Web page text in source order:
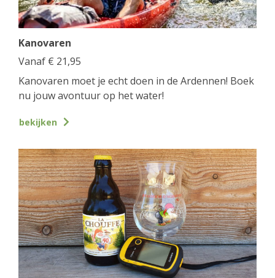
Kanovaren
Vanaf € 21,95
Kanovaren moet je echt doen in de Ardennen! Boek
nu jouw avontuur op het water!
bekijken